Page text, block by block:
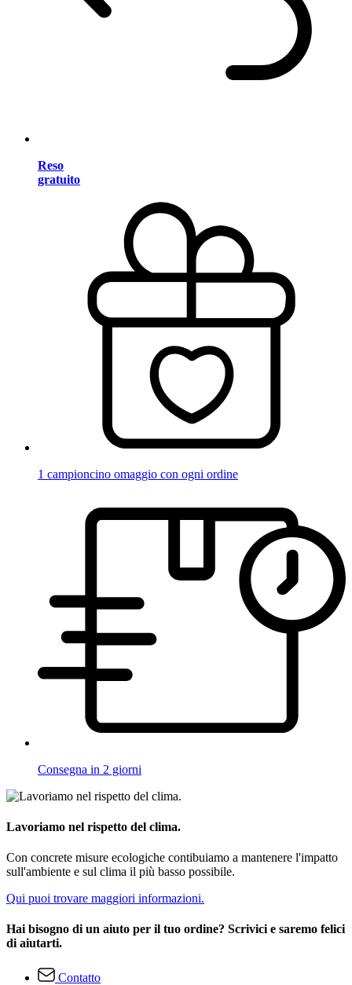
Reso
gratuito
1 campioncino omaggio con ogni ordine
Consegna in 2 giorni
Lavoriamo nel rispetto del clima.
Con concrete misure ecologiche contibuiamo a mantenere l'impatto
sull'ambiente e sul clima il più basso possibile.
Qui puoi trovare maggiori informazioni.
Hai bisogno di un aiuto per il tuo ordine? Scrivici e saremo felici
di aiutarti.
Contatto